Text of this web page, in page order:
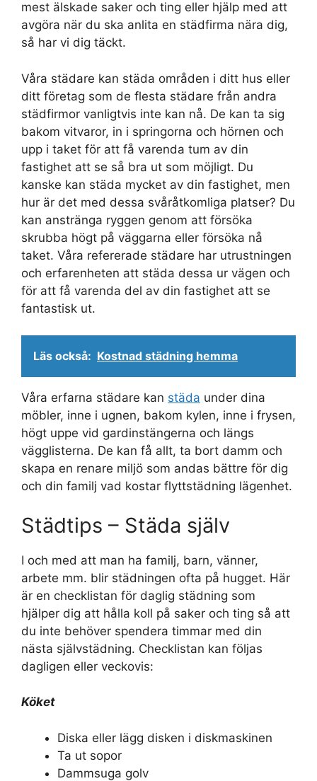
mest älskade saker och ting eller hjälp med att
avgöra när du ska anlita en städfirma nära dig,
så har vi dig täckt.
Våra städare kan städa områden i ditt hus eller
ditt företag som de flesta städare från andra
städfirmor vanligtvis inte kan nå. De kan ta sig
bakom vitvaror, in i springorna och hörnen och
upp i taket för att få varenda tum av din
fastighet att se så bra ut som möjligt. Du
kanske kan städa mycket av din fastighet, men
hur är det med dessa svåråtkomliga platser? Du
kan anstränga ryggen genom att försöka
skrubba högt på väggarna eller försöka nå
taket. Våra refererade städare har utrustningen
och erfarenheten att städa dessa ur vägen och
för att få varenda del av din fastighet att se
fantastisk ut.
Läs också: Kostnad städning hemma
Våra erfarna städare kan städa under dina
möbler, inne i ugnen, bakom kylen, inne i frysen,
högt uppe vid gardinstängerna och längs
vägglisterna. De kan få allt, ta bort damm och
skapa en renare miljö som andas bättre för dig
och din familj vad kostar flyttstädning lägenhet.
Städtips – Städa själv
I och med att man ha familj, barn, vänner,
arbete mm. blir städningen ofta på hugget. Här
är en checklistan för daglig städning som
hjälper dig att hålla koll på saker och ting så att
du inte behöver spendera timmar med din
nästa självstädning. Checklistan kan följas
dagligen eller veckovis:
Köket
Diska eller lägg disken i diskmaskinen
Ta ut sopor
Dammsuga golv